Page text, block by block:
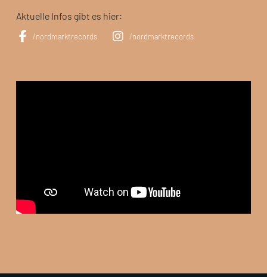
Aktuelle Infos gibt es hier:
/nordmarktrecords /nordmarktrecords